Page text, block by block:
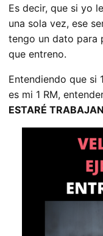
Es decir, que si yo
una sola vez, ese
tengo un dato para
que entreno.
Entendiendo que si
es mi 1 RM,
ESTARÉ